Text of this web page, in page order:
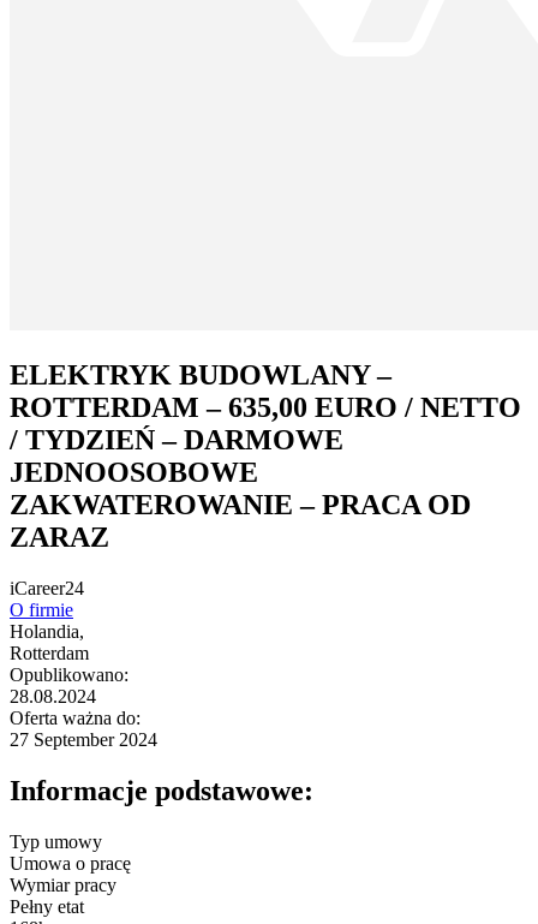
ELEKTRYK BUDOWLANY –
ROTTERDAM – 635,00 EURO / NETTO
/ TYDZIEŃ – DARMOWE
JEDNOOSOBOWE
ZAKWATEROWANIE – PRACA OD
ZARAZ
iCareer24
O firmie
Holandia,
Rotterdam
Opublikowano:
28.08.2024
Oferta ważna do:
27 September 2024
Informacje podstawowe:
Typ umowy
Umowa o pracę
Wymiar pracy
Pełny etat